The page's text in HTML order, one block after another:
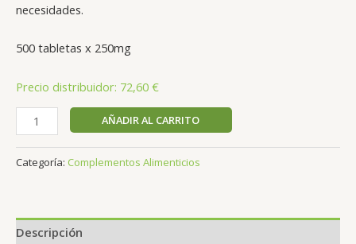
necesidades.
500 tabletas x 250mg
Precio distribuidor: 72,60 €
AÑADIR AL CARRITO
Categoría: Complementos Alimenticios
Descripción